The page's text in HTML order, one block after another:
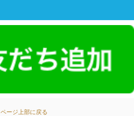
ページ上部に戻る